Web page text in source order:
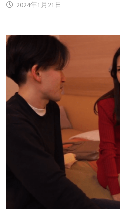
2024年1月21日